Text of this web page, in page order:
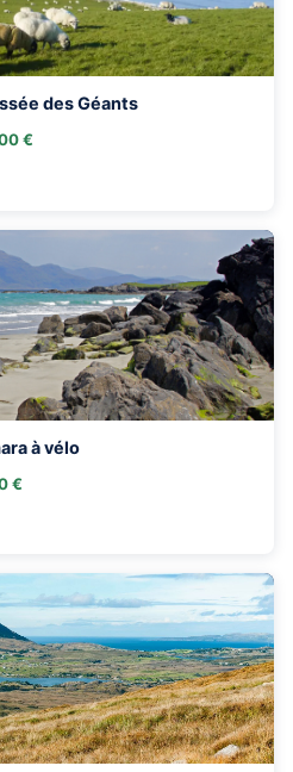
des Géants
€
à vélo
€